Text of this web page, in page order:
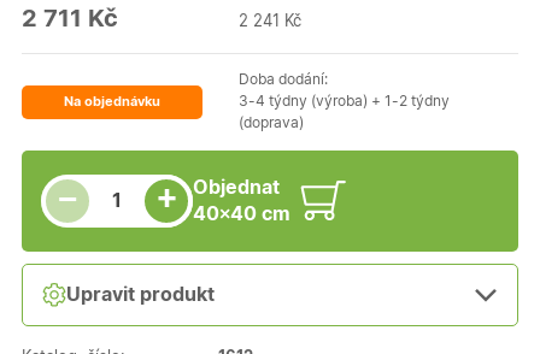
2 711 Kč 2 241 Kč
Na objednávku
Doba dodání:
3-4 týdny (výroba) + 1-2 týdny
(doprava)
−
Snížit množství
Počet kusů +
Zvýšit množství
Objednat
40×40 cm
Upravit produkt